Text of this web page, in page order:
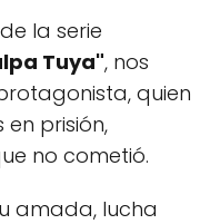
la serie
Tuya", nos
quien
prisión,
no cometió.
amada, lucha